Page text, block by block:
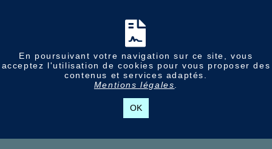
En poursuivant votre navigation sur ce site, vous
acceptez l'utilisation de cookies pour vous proposer des
contenus et services adaptés.
Mentions légales
OK